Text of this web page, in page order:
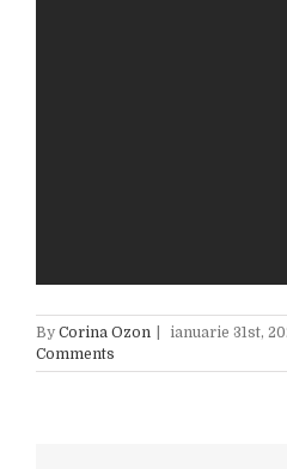
By Corina Ozon ianuarie 31st,
Comments